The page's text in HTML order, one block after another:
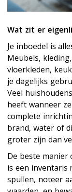
Wat zit er
Je inboedel is
Meubels,
vloerkleden,
je dagelijks
Veel
heeft wanneer
complete
brand, water of
groter zijn dan
De beste manier
is een inventaris
spullen, noteer